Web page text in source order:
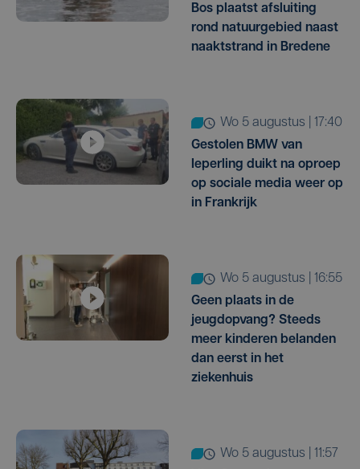
Bos plaatst afsluiting
rond natuurgebied naast
naaktstrand in Bredene
wo 5 augustus | 17:40
Gestolen BMW van
Ieperling duikt na oproep
op sociale media weer op
in Frankrijk
wo 5 augustus | 16:55
Geen plaats in de
jeugdopvang? Steeds
meer kinderen belanden
dan eerst in het
ziekenhuis
wo 5 augustus | 11:57